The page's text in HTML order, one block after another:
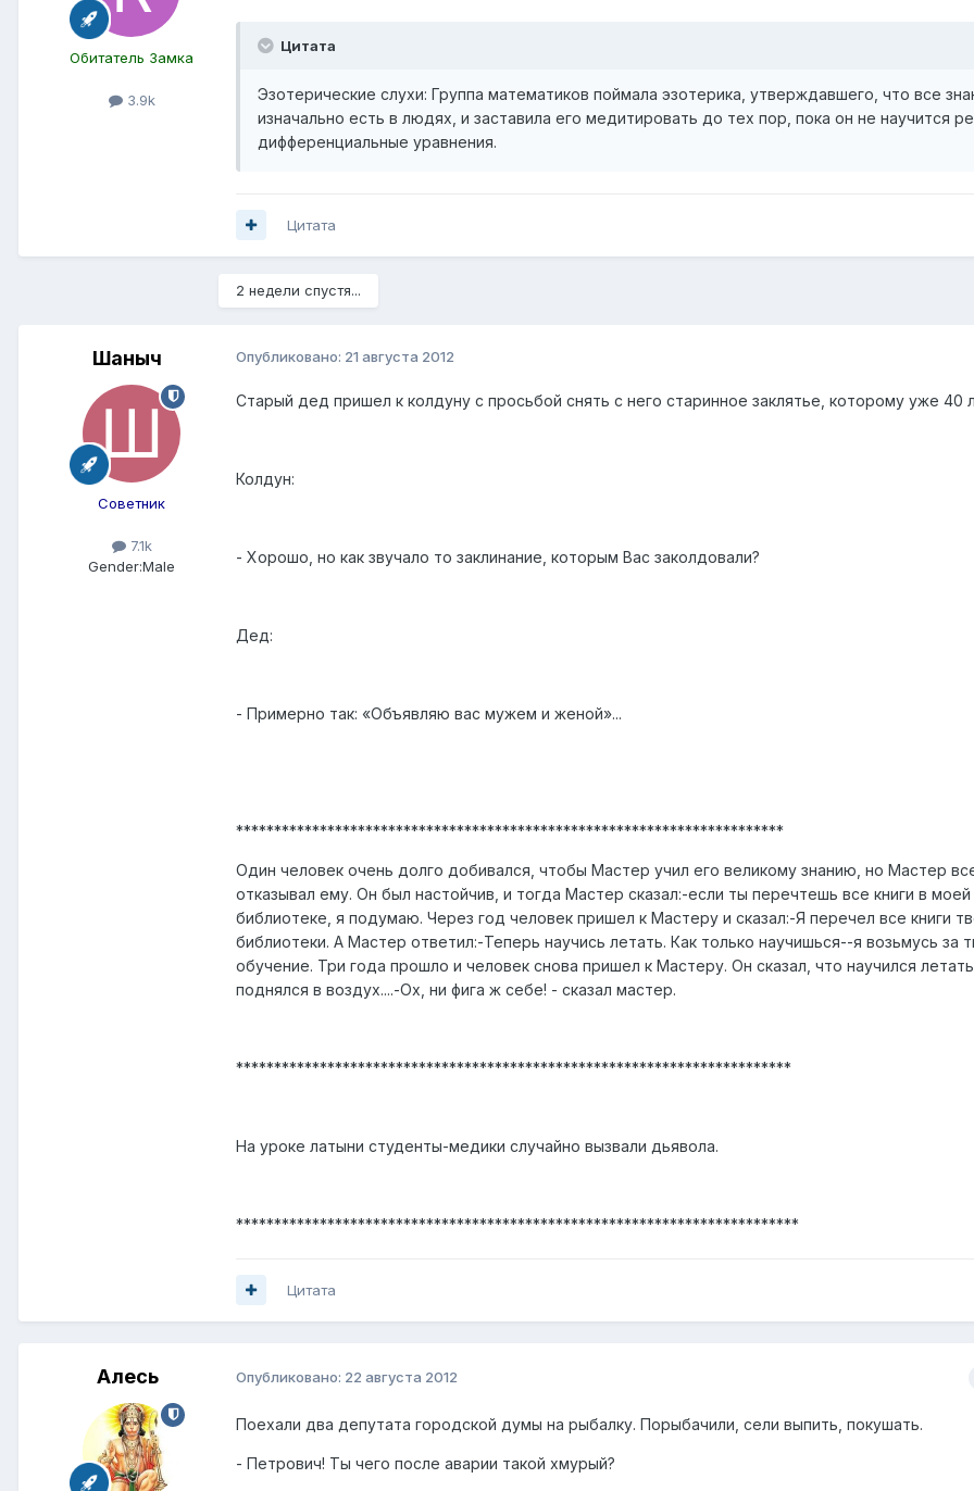
Обитатель Замка
3.9k
Цитата
Эзотерические слухи: Группа математиков поймала эзотерика, утверждавшего, что все
изначально есть в людях, и заставила его медитировать до тех пор, пока он не научится
дифференциальные уравнения.
Цитата
2 недели спустя...
Шаныч
Советник
7.1k
Gender:Male
Опубликовано: 21 августа 2012
Старый дед пришел к колдуну с просьбой снять с него старинное заклятье, которому уже 40
Колдун:
- Хорошо, но как звучало то заклинание, которым Вас заколдовали?
Дед:
- Примерно так: «Объявляю вас мужем и женой»...
************************************************************************
Один человек очень долго добивался, чтобы Мастер учил его великому знанию, но Мастер
отказывал ему. Он был настойчив, и тогда Мастер сказал:-если ты перечтешь все книги в моей
библиотеке, я подумаю. Через год человек пришел к Мастеру и сказал:-Я перечел все книги
библиотеки. А Мастер ответил:-Теперь научись летать. Как только научишься--я возьмусь за
обучение. Три года прошло и человек снова пришел к Мастеру. Он сказал, что научился
поднялся в воздух....-Ох, ни фига ж себе! - сказал мастер.
*************************************************************************
На уроке латыни студенты-медики случайно вызвали дьявола.
**************************************************************************
Цитата
Алесь Опубликовано: 22 августа 2012
Поехали два депутата городской думы на рыбалку. Порыбачили, сели выпить, покушать.
- Петрович! Ты чего после аварии такой хмурый?